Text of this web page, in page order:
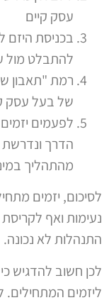
עסק קיים
בכניסת היזם
להתבלט מול
רמת "תאבון
של בעל עסק
לפעמים
הדרך ונדרשת
מהתהליך
לסיכום, יזמים
נעימות ואף
התנהלות לא נכונה.
לכן חשוב להדגיש
ליזמים המתחילים.